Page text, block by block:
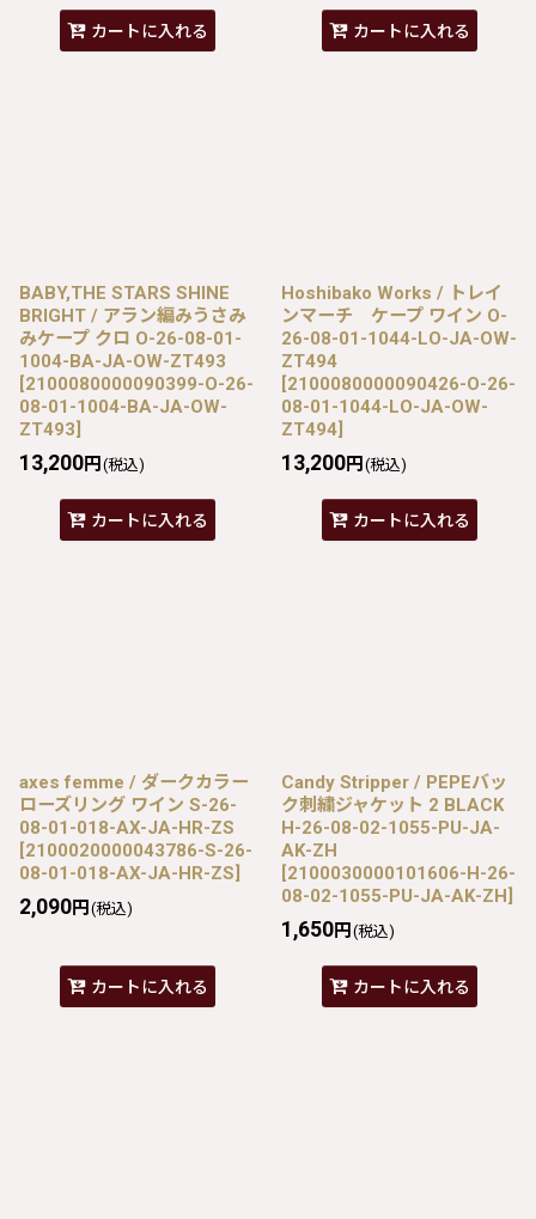
カートに入れる カートに入れる
BABY,THE STARS SHINE
BRIGHT / アラン編みうさみ
みケープ クロ O-26-08-01-
1004-BA-JA-OW-ZT493
[2100080000090399-O-26-
08-01-1004-BA-JA-OW-
ZT493]
13,200円 (税込)
カートに入れる
Hoshibako Works / トレイ
ンマーチ ケープ ワイン O-
26-08-01-1044-LO-JA-OW-
ZT494
[2100080000090426-O-26-
08-01-1044-LO-JA-OW-
ZT494]
13,200円 (税込)
カートに入れる
axes femme / ダークカラー
ローズリング ワイン S-26-
08-01-018-AX-JA-HR-ZS
[2100020000043786-S-26-
08-01-018-AX-JA-HR-ZS]
2,090円 (税込)
カートに入れる
Candy Stripper / PEPEバッ
ク刺繍ジャケット 2 BLACK
H-26-08-02-1055-PU-JA-
AK-ZH
[2100030000101606-H-26-
08-02-1055-PU-JA-AK-ZH]
1,650円 (税込)
カートに入れる